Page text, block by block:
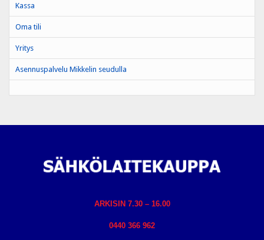
Kassa
Oma tili
Yritys
Asennuspalvelu Mikkelin seudulla
ARKISIN 7.30 – 16.00
0440 366 962